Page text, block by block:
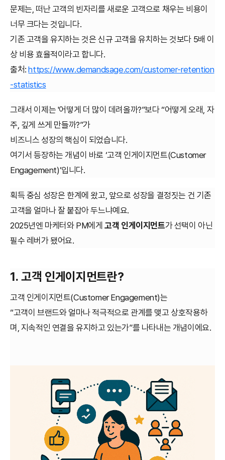
문제는, 떠난 고객의 빈자리를 새로운 고객으로 채우는 비용이
너무 크다는 것입니다.
기존 고객을 유지하는 것은 신규 고객을 유치하는 것보다 5배 이
상 비용 효율적이라고 합니다.
출처:https://www.demandsage.com/customer-retention
-statistics
그래서 이제는 '어떻게 더 많이 데려올까?”보다 “어떻게 오래, 자
주, 깊게 쓰게 만들까?”가
비즈니스 성장의 핵심이 되었습니다.
여기서 등장하는 개념이 바로 ‘고객 인게이지먼트(Customer
Engagement)’입니다.
획득 중심 성장은 한계에 왔고, 앞으로 성장을 결정짓는 건 기존
고객을 얼마나 잘 붙잡아 두느냐예요.
2025년엔 마케터와 PM에게고객 인게이지먼트가 선택이 아닌
필수 레버가 됐어요.
1. 고객 인게이지먼트란?
고객 인게이지먼트(Customer Engagement)는
“고객이 브랜드와 얼마나 적극적으로 관계를 맺고 상호작용하
며, 지속적인 연결을 유지하고 있는가”를 나타내는 개념이에요.